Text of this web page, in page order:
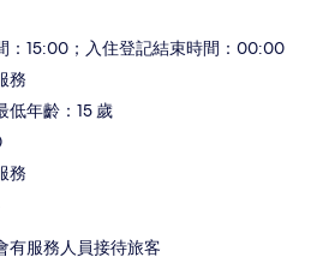
：15:00；入住登記結束時間：00:00
務
低年齡：15 歲
務
有服務人員接待旅客